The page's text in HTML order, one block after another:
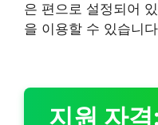
은 편으로 설정되어
을 이용할 수 있습니
지원 자